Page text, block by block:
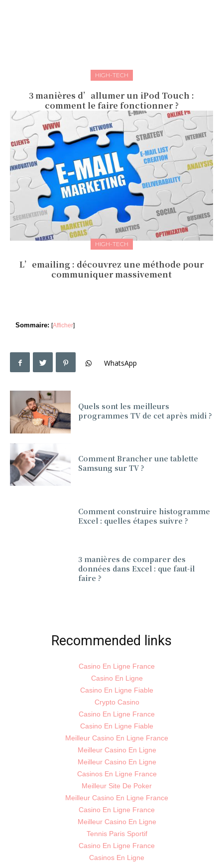
HIGH-TECH
3 manières d’allumer un iPod Touch :
comment le faire fonctionner ?
HIGH-TECH
L’emailing : découvrez une méthode pour
communiquer massivement
Sommaire: [Afficher]
WhatsApp
Quels sont les meilleurs
programmes TV de cet après midi ?
Comment Brancher une tablette
Samsung sur TV ?
Comment construire histogramme
Excel : quelles étapes suivre ?
3 manières de comparer des
données dans Excel : que faut-il
faire ?
Recommended links
Casino En Ligne France
Casino En Ligne
Casino En Ligne Fiable
Crypto Casino
Casino En Ligne France
Casino En Ligne Fiable
Meilleur Casino En Ligne France
Meilleur Casino En Ligne
Meilleur Casino En Ligne
Casinos En Ligne France
Meilleur Site De Poker
Meilleur Casino En Ligne France
Casino En Ligne France
Meilleur Casino En Ligne
Tennis Paris Sportif
Casino En Ligne France
Casinos En Ligne